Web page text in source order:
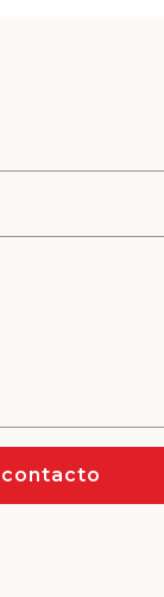
contacto